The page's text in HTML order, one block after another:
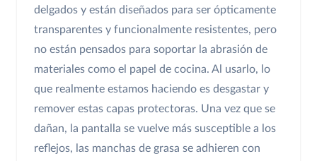
delgados y están diseñados para ser ópticamente
transparentes y funcionalmente resistentes, pero
no están pensados para soportar la abrasión de
materiales como el papel de cocina. Al usarlo, lo
que realmente estamos haciendo es desgastar y
remover estas capas protectoras. Una vez que se
dañan, la pantalla se vuelve más susceptible a los
reflejos, las manchas de grasa se adhieren con